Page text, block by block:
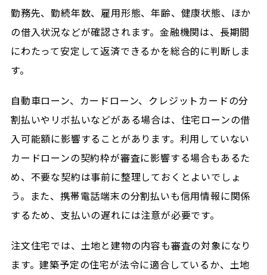
勤務先、勤続年数、雇用形態、年齢、健康状態、ほか
の借入状況などが確認されます。金融機関は、長期間
にわたって安定して返済できるかを総合的に判断しま
す。
自動車ローン、カードローン、クレジットカードの分
割払いやリボ払いなどがある場合は、住宅ローンの借
入可能額に影響することがあります。利用していない
カードローンの契約枠が審査に影響する場合もあるた
め、不要な契約は事前に整理しておくとよいでしょ
う。また、携帯電話端末の分割払いも信用情報に関係
するため、支払いの遅れには注意が必要です。
注文住宅では、土地と建物の内容も審査の対象になり
ます。建築予定の住宅が法令に適合しているか、土地